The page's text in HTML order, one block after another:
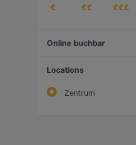
€ €€ €€€
Online buchbar
Locations
Zentrum